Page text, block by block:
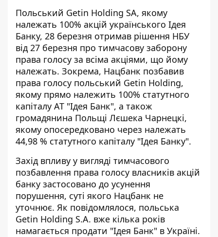
Польський Getin Holding SA, якому
належать 100% акцій українського Ідея
Банку, 28 березня отримав рішення НБУ
від 27 березня про тимчасову заборону
права голосу за всіма акціями, що йому
належать. Зокрема, Нацбанк позбавив
права голосу польський Getin Holding,
якому прямо належить 100% статутного
капіталу АТ "Ідея Банк", а також
громадянина Польщі Лєшека Чарнецкі,
якому опосередковано через належать
44,98 % статутного капіталу "Ідея Банку".
Захід впливу у вигляді тимчасового
позбавлення права голосу власників акцій
банку застосовано до усунення
порушення, суті якого Нацбанк не
уточнює. Як повідомлялося, польська
Getin Holding S.A. вже кілька років
намагається продати "Ідея Банк" в Україні.